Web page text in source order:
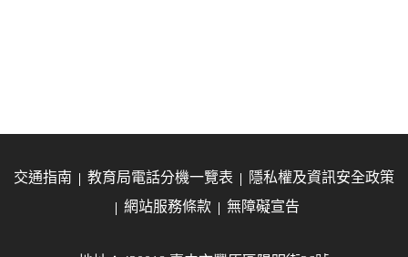
交通指南 教育局電話分機一覽表
隱私權及資訊安全政策
網站服務條款
無障礙宣告